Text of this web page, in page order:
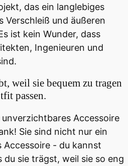
das ein langlebiges
und äußeren
ist kein Wunder, dass
Ingenieuren und
weil sie bequem zu tragen
passen.
Accessoire
Sie sind nicht nur ein
Accessoire - du kannst
du sie trägst, weil sie so eng